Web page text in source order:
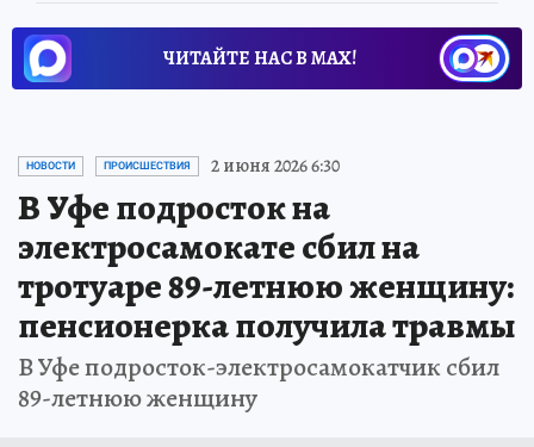
ЧИТАЙТЕ НАС В МАХ!
НОВОСТИ ПРОИСШЕСТВИЯ 2 июня 2026 6:30
В Уфе подросток на
электросамокате сбил на
тротуаре 89-летнюю женщину:
пенсионерка получила травмы
В Уфе подросток-электросамокатчик сбил
89-летнюю женщину